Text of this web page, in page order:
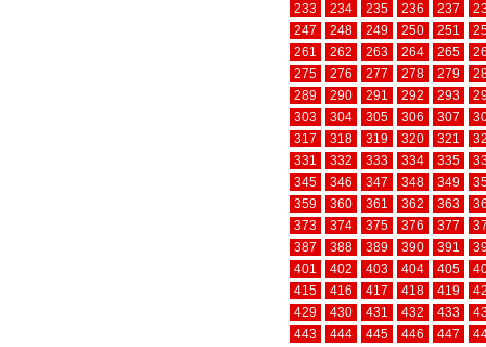
233
234 235 236 237
247
248 249 250 251
261
262 263 264 265
275
276 277 278 279
289
290 291 292 293
303
304 305 306 307
317
318 319 320 321
331
332 333 334 335
345
346 347 348 349
359
360 361 362 363
373
374 375 376 377
387
388 389 390 391
401
402 403 404 405
415
416 417 418 419
429
430 431 432 433
443
444 445 446 447